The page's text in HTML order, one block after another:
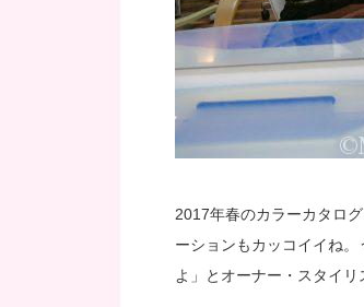
2017年春のカラーカタロ
ーションもカッコイイね
よ」とオーナー・スタイリ